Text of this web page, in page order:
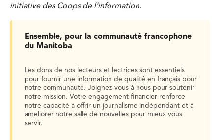
initiative des Coops de l’information.
Ensemble, pour la communauté francophone
du Manitoba
Les dons de nos lecteurs et lectrices sont essentiels
pour fournir une information de qualité en français pour
notre communauté. Joignez-vous à nous pour soutenir
notre mission. Votre engagement financier renforce
notre capacité à offrir un journalisme indépendant et à
améliorer notre salle de nouvelles pour mieux vous
servir.